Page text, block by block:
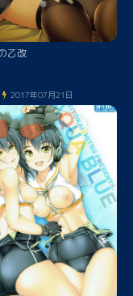
乙改
2017年07月21日